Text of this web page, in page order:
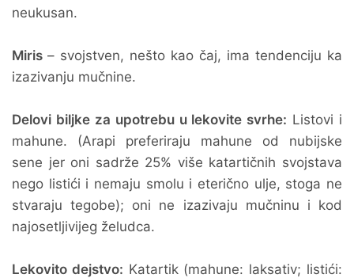
neukusan.
Miris – svojstven, nešto kao čaj, ima tendenciju ka
izazivanju mučnine.
Delovi biljke za upotrebu u lekovite svrhe: Listovi i
mahune. (Arapi preferiraju mahune od nubijske
sene jer oni sadrže 25% više katartičnih svojstava
nego listići i nemaju smolu i eterično ulje, stoga ne
stvaraju tegobe); oni ne izazivaju mučninu i kod
najosetljivijeg želudca.
Lekovito dejstvo: Katartik (mahune: laksativ; listići: